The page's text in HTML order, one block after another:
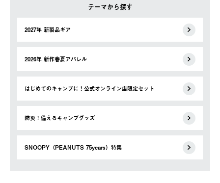
テーマから探す
2027年 新製品ギア
2026年 新作春夏アパレル
はじめてのキャンプに！公式オンライン店限定セット
防災！備えるキャンプグッズ
SNOOPY（PEANUTS 75years）特集